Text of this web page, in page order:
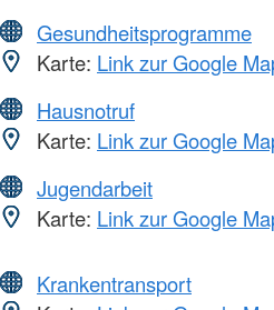
Gesundheitsprogramme
Karte: Link zur Google
Hausnotruf
Karte: Link zur Google
Jugendarbeit
Karte: Link zur Google
Krankentransport